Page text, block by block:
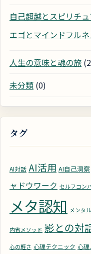
自己超越とスピリチ
エゴとマインドフルネ
人生の意味と魂の旅
未分類 (0)
タグ
AI対話 AI活用 AI自己洞察
ャドウワーク セルフコン
メタ認知 メンタ
内省メソッド 影との対
心の軽さ 心理テクニック 心理